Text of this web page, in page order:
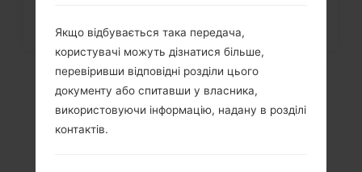
Якщо відбувається така передача,
користувачі можуть дізнатися більше,
перевіривши відповідні розділи цього
документу або спитавши у власника,
використовуючи інформацію, надану в розділі
контактів.